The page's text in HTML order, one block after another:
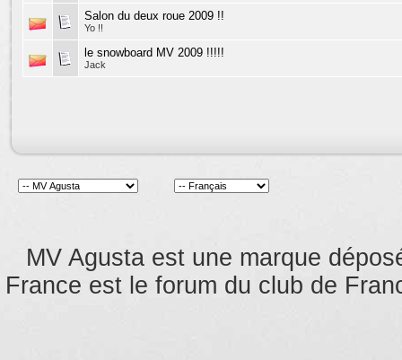
Salon du deux roue 2009 !!
Yo !!
le snowboard MV 2009 !!!!!
Jack
MV Agusta est une marque
France est le forum du club de